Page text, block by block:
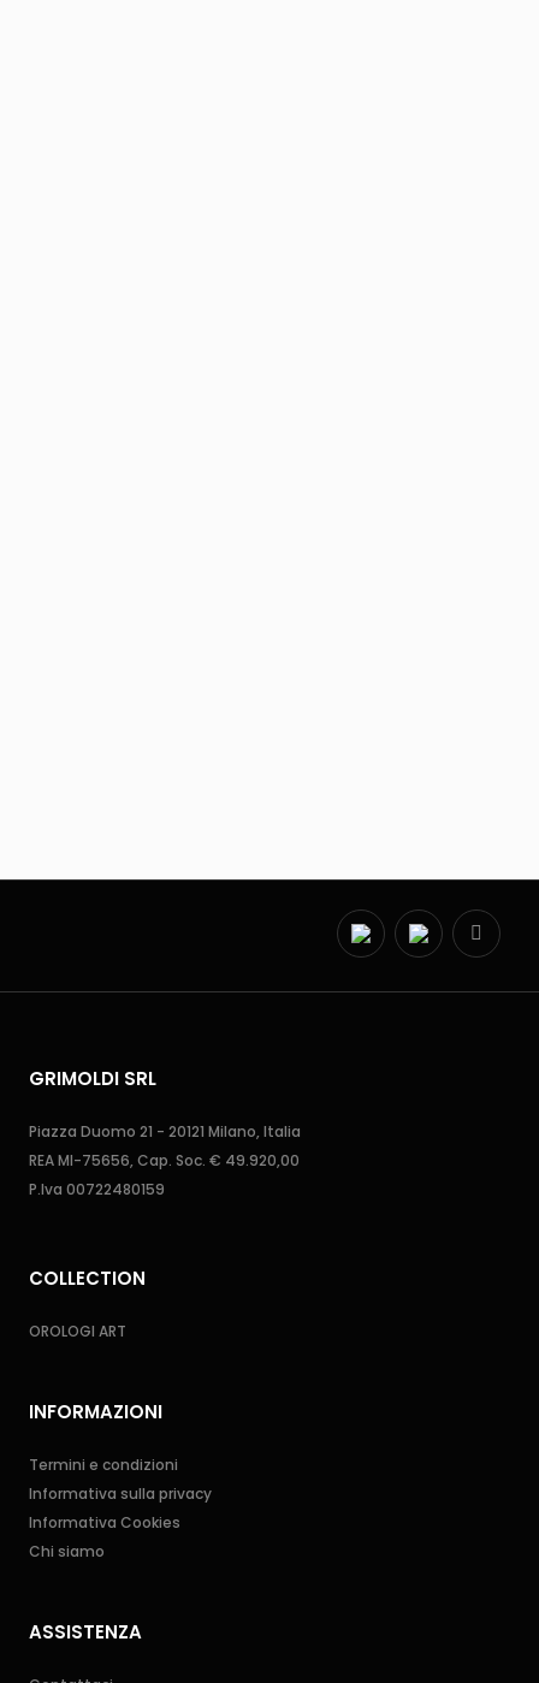
GRIMOLDI SRL
Piazza Duomo 21 - 20121 Milano, Italia
REA MI-75656, Cap. Soc. € 49.920,00
P.Iva 00722480159
COLLECTION
OROLOGI ART
INFORMAZIONI
Termini e condizioni
Informativa sulla privacy
Informativa Cookies
Chi siamo
ASSISTENZA